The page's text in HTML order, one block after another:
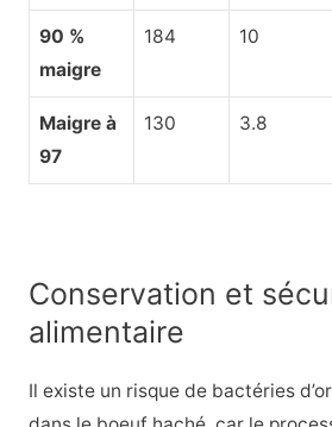
90 %
maigre
184 10
Maigre à
97
130 3.8
Conservation et
alimentaire
Il existe un risque de bactéries